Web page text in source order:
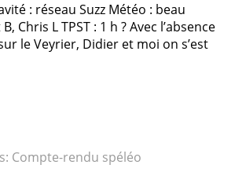
: réseau Suzz Météo : beau
Chris L TPST : 1 h ? Avec l’absence
le Veyrier, Didier et moi on s’est
Compte-rendu spéléo